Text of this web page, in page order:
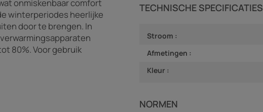
onmiskenbaar comfort
winterperiodes heerlijke
door te brengen. In
80%. Voor gebruik
TECHNISCHE SPECIFICATIES
Stroom :
Afmetingen :
Kleur :
NORMEN